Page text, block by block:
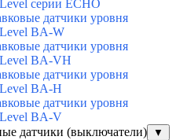
серии ECHO
датчики уровня
BA-W
датчики уровня
BA-VH
датчики уровня
BA-H
датчики уровня
BA-V
датчики (выключатели)
▼